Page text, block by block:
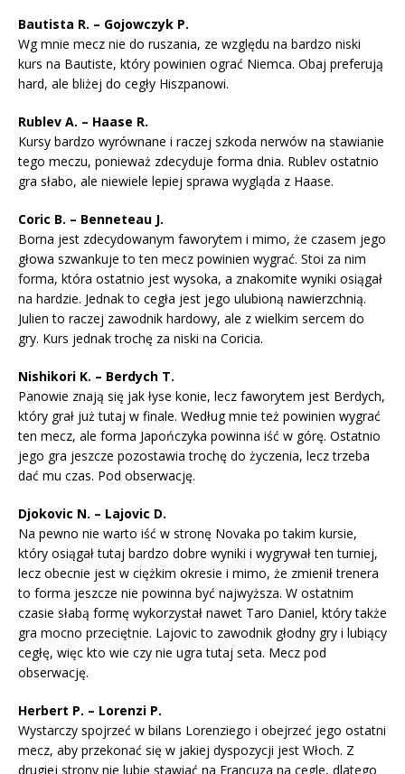
Bautista R. – Gojowczyk P.
Wg mnie mecz nie do ruszania, ze względu na bardzo niski
kurs na Bautiste, który powinien ograć Niemca. Obaj preferują
hard, ale bliżej do cegły Hiszpanowi.
Rublev A. – Haase R.
Kursy bardzo wyrównane i raczej szkoda nerwów na stawianie
tego meczu, ponieważ zdecyduje forma dnia. Rublev ostatnio
gra słabo, ale niewiele lepiej sprawa wygląda z Haase.
Coric B. – Benneteau J.
Borna jest zdecydowanym faworytem i mimo, że czasem jego
głowa szwankuje to ten mecz powinien wygrać. Stoi za nim
forma, która ostatnio jest wysoka, a znakomite wyniki osiągał
na hardzie. Jednak to cegła jest jego ulubioną nawierzchnią.
Julien to raczej zawodnik hardowy, ale z wielkim sercem do
gry. Kurs jednak trochę za niski na Coricia.
Nishikori K. – Berdych T.
Panowie znają się jak łyse konie, lecz faworytem jest Berdych,
który grał już tutaj w finale. Według mnie też powinien wygrać
ten mecz, ale forma Japończyka powinna iść w górę. Ostatnio
jego gra jeszcze pozostawia trochę do życzenia, lecz trzeba
dać mu czas. Pod obserwację.
Djokovic N. – Lajovic D.
Na pewno nie warto iść w stronę Novaka po takim kursie,
który osiągał tutaj bardzo dobre wyniki i wygrywał ten turniej,
lecz obecnie jest w ciężkim okresie i mimo, że zmienił trenera
to forma jeszcze nie powinna być najwyższa. W ostatnim
czasie słabą formę wykorzystał nawet Taro Daniel, który także
gra mocno przeciętnie. Lajovic to zawodnik głodny gry i lubiący
cegłę, więc kto wie czy nie ugra tutaj seta. Mecz pod
obserwację.
Herbert P. – Lorenzi P.
Wystarczy spojrzeć w bilans Lorenziego i obejrzeć jego ostatni
mecz, aby przekonać się w jakiej dyspozycji jest Włoch. Z
drugiej strony nie lubię stawiać na Francuza na cegle, dlatego